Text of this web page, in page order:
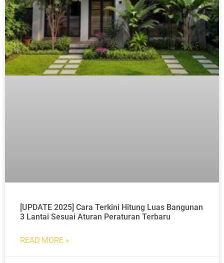
[UPDATE 2025] Cara Terkini Hitung Luas Bangunan
3 Lantai Sesuai Aturan Peraturan Terbaru
READ MORE »